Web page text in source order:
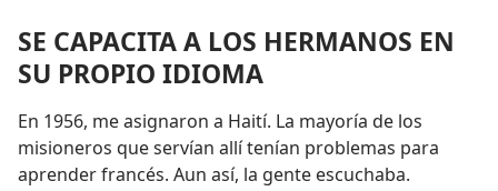
SE CAPACITA A LOS HERMANOS EN
SU PROPIO IDIOMA
En 1956, me asignaron a Haití. La mayoría de los
misioneros que servían allí tenían problemas para
aprender francés. Aun así, la gente escuchaba.